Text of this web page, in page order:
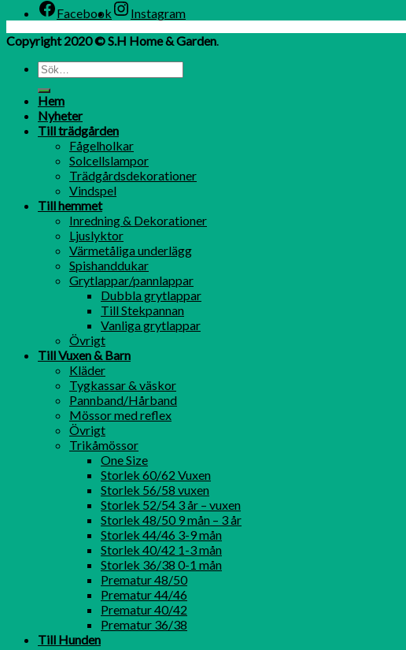
Facebook
Instagram
Copyright 2020 © S.H Home & Garden.
Hem
Nyheter
Till trädgården
Fågelholkar
Solcellslampor
Trädgårdsdekorationer
Vindspel
Till hemmet
Inredning & Dekorationer
Ljuslyktor
Värmetåliga underlägg
Spishanddukar
Grytlappar/pannlappar
Dubbla grytlappar
Till Stekpannan
Vanliga grytlappar
Övrigt
Till Vuxen & Barn
Kläder
Tygkassar & väskor
Pannband/Hårband
Mössor med reflex
Övrigt
Trikåmössor
One Size
Storlek 60/62 Vuxen
Storlek 56/58 vuxen
Storlek 52/54 3 år – vuxen
Storlek 48/50 9 mån – 3 år
Storlek 44/46 3-9 mån
Storlek 40/42 1-3 mån
Storlek 36/38 0-1 mån
Prematur 48/50
Prematur 44/46
Prematur 40/42
Prematur 36/38
Till Hunden